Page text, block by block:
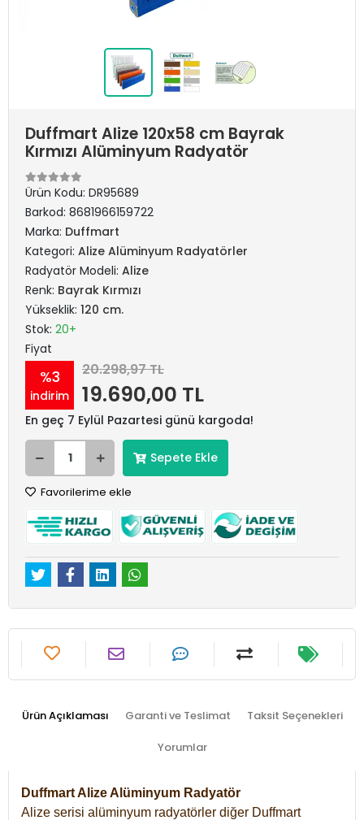
Duffmart Alize 120x58 cm Bayrak
Kırmızı Alüminyum Radyatör
Ürün Kodu: DR95689
Barkod: 8681966159722
Marka: Duffmart
Kategori: Alize Alüminyum Radyatörler
Radyatör Modeli: Alize
Renk: Bayrak Kırmızı
Yükseklik: 120 cm.
Stok: 20+
Fiyat
%3
indirim
20.298,97 TL
19.690,00 TL
En geç 7 Eylül Pazartesi günü kargoda!
Sepete Ekle
Favorilerime ekle
Ürün Açıklaması Garanti ve Teslimat Taksit Seçenekleri
Yorumlar
Duffmart Alize Alüminyum Radyatör
Alize serisi alüminyum radyatörler diğer Duffmart